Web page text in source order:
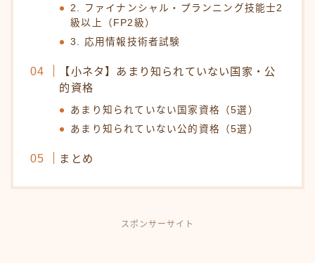
2. ファイナンシャル・プランニング技能士2
級以上（FP2級）
3. 応用情報技術者試験
【小ネタ】あまり知られていない国家・公
的資格
あまり知られていない国家資格（5選）
あまり知られていない公的資格（5選）
まとめ
スポンサーサイト